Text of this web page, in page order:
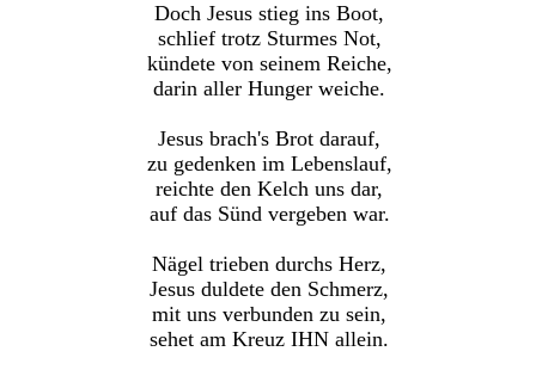
Doch Jesus stieg ins Boot,
schlief trotz Sturmes Not,
kündete von seinem Reiche,
darin aller Hunger weiche.
Jesus brach's Brot darauf,
zu gedenken im Lebenslauf,
reichte den Kelch uns dar,
auf das Sünd vergeben war.
Nägel trieben durchs Herz,
Jesus duldete den Schmerz,
mit uns verbunden zu sein,
sehet am Kreuz IHN allein.